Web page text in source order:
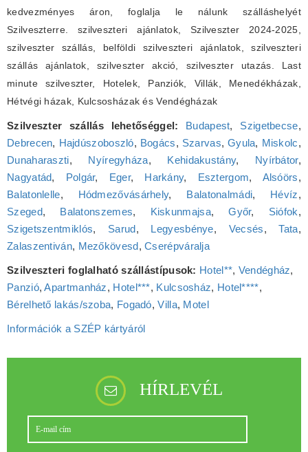
kedvezményes áron, foglalja le nálunk szálláshelyét
Szilveszterre. szilveszteri ajánlatok, Szilveszter 2024-2025,
szilveszter szállás, belföldi szilveszteri ajánlatok, szilveszteri
szállás ajánlatok, szilveszter akció, szilveszter utazás. Last
minute szilveszter, Hotelek, Panziók, Villák, Menedékházak,
Hétvégi házak, Kulcsosházak és Vendégházak
Szilveszter szállás lehetőséggel: Budapest, Szigetbecse,
Debrecen, Hajdúszoboszló, Bogács, Szarvas, Gyula, Miskolc,
Dunaharaszti, Nyíregyháza, Kehidakustány, Nyírbátor,
Nagyatád, Polgár, Eger, Harkány, Esztergom, Alsóörs,
Balatonlelle, Hódmezővásárhely, Balatonalmádi, Hévíz,
Szeged, Balatonszemes, Kiskunmajsa,Győr, Siófok,
Szigetszentmiklós, Sarud, Legyesbénye, Vecsés,Tata,
Zalaszentiván, Mezőkövesd,Cserépváralja
Szilveszteri foglalható szállástípusok: Hotel**, Vendégház,
Panzió,Apartmanház, Hotel***, Kulcsosház, Hotel****,
Bérelhető lakás/szoba, Fogadó,Villa, Motel
Információk a SZÉP kártyáról
HÍRLEVÉL